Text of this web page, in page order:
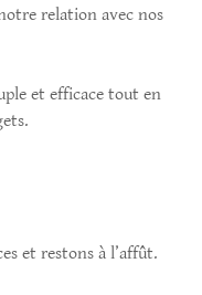
relation avec nos
et efficace tout en
et restons à l’affût.